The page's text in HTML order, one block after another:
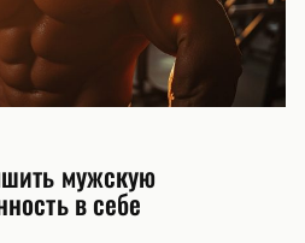
мужскую
в себе